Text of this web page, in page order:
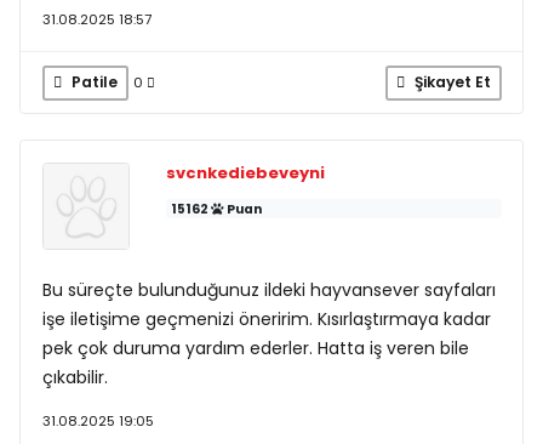
31.08.2025 18:57
Patile 0 Şikayet Et
svcnkediebeveyni
15162 Puan
Bu süreçte bulunduğunuz ildeki hayvansever sayfaları
işe iletişime geçmenizi öneririm. Kısırlaştırmaya kadar
pek çok duruma yardım ederler. Hatta iş veren bile
çıkabilir.
31.08.2025 19:05